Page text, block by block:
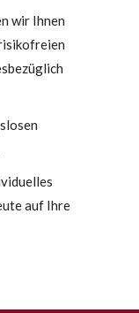
wir Ihnen
auf Ihre